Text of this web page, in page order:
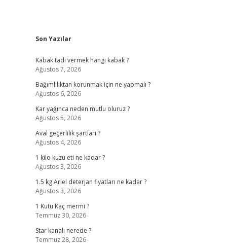
Sidebar
Son Yazılar
Kabak tadı vermek hangi kabak ?
Ağustos 7, 2026
Bağımlılıktan korunmak için ne yapmalı ?
Ağustos 6, 2026
Kar yağınca neden mutlu oluruz ?
Ağustos 5, 2026
Aval geçerlilik şartları ?
Ağustos 4, 2026
1 kilo kuzu eti ne kadar ?
Ağustos 3, 2026
1.5 kg Ariel deterjan fiyatları ne kadar ?
Ağustos 3, 2026
1 Kutu Kaç mermi ?
Temmuz 30, 2026
Star kanalı nerede ?
Temmuz 28, 2026